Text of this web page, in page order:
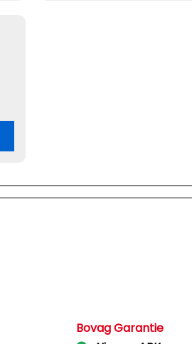
Bovag Garantie